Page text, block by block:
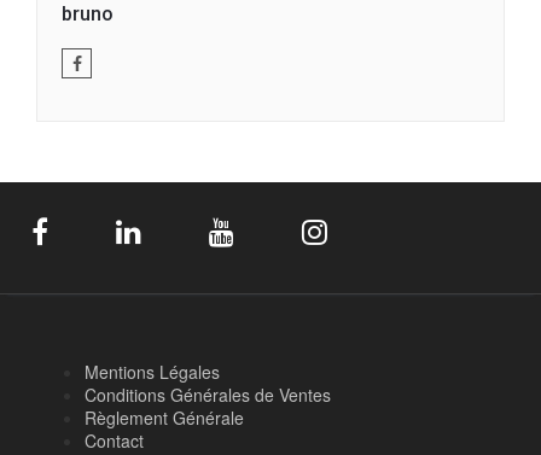
bruno
Mentions Légales
Conditions Générales de Ventes
Règlement Générale
Contact